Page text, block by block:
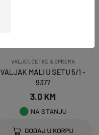
VALJCI, ČETKE & OPREMA
VALJAK MALI U SETU 5/1 -
9377
3.0 KM
NA STANJU
DODAJ U KORPU